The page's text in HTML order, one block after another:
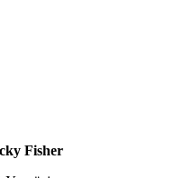
Fisher